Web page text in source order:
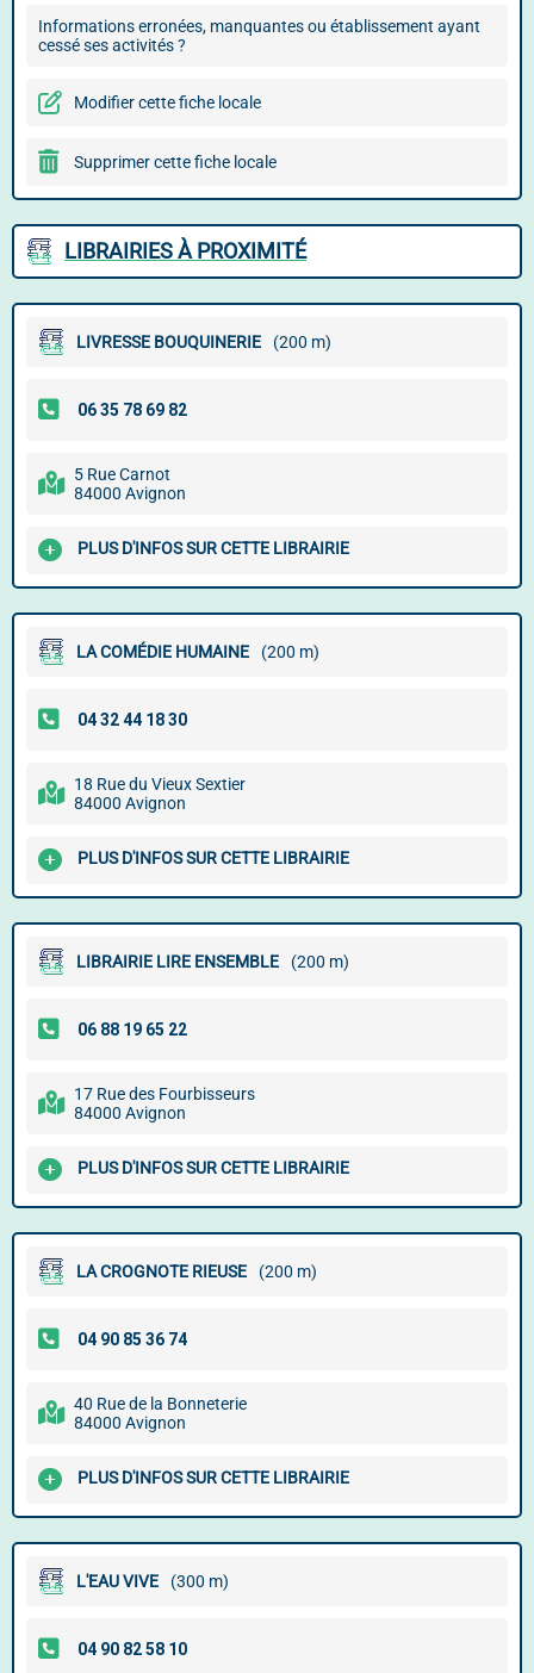
Informations erronées, manquantes ou établissement ayant
cessé ses activités ?
Modifier cette fiche locale
Supprimer cette fiche locale
LIBRAIRIES À PROXIMITÉ
LIVRESSE BOUQUINERIE (200 m)
5 Rue Carnot
84000 Avignon
PLUS D'INFOS SUR CETTE LIBRAIRIE
LA COMÉDIE HUMAINE (200 m)
18 Rue du Vieux Sextier
84000 Avignon
PLUS D'INFOS SUR CETTE LIBRAIRIE
LIBRAIRIE LIRE ENSEMBLE (200 m)
17 Rue des Fourbisseurs
84000 Avignon
PLUS D'INFOS SUR CETTE LIBRAIRIE
LA CROGNOTE RIEUSE (200 m)
40 Rue de la Bonneterie
84000 Avignon
PLUS D'INFOS SUR CETTE LIBRAIRIE
L'EAU VIVE (300 m)